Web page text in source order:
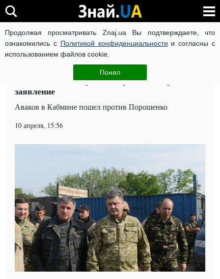
Продолжая просматривать Znaj.ua Вы подтверждаете, что
ознакомились с Политикой конфиденциальности и согласны с
использованием файлов cookie.
Понял
ВОЙНА РОССИИ ПРОТИВ УКРАИНЫ КОРОНАВИРУС В
Политика ЧИТАТИ УКРАЇНСЬКОЮ
Аваков восстал против Порошенко: громкое
заявление
Аваков в Кабмине пошел против Порошенко
10 апреля, 15:56